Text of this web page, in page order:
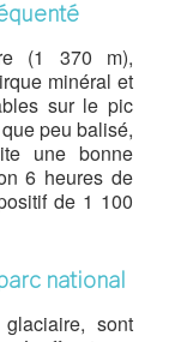
(1 370 m),
minéral et
sur le pic
peu balisé,
une bonne
6 heures de
de 1 100
national
sont